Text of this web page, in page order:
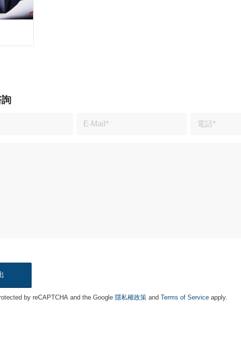
by reCAPTCHA and the Google 隱私權政策and Terms of Serviceapply.